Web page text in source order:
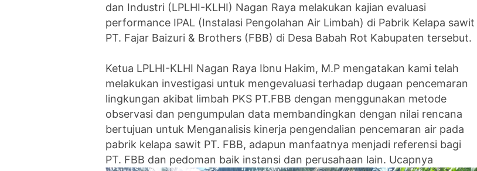
dan Industri (LPLHI-KLHI) Nagan Raya melakukan kajian evaluasi
performance IPAL (Instalasi Pengolahan Air Limbah) di Pabrik Kelapa sawit
PT. Fajar Baizuri & Brothers (FBB) di Desa Babah Rot Kabupaten tersebut.
‎Ketua LPLHI-KLHI Nagan Raya Ibnu Hakim, M.P mengatakan kami telah
melakukan investigasi untuk mengevaluasi terhadap dugaan pencemaran
lingkungan akibat limbah PKS PT.FBB dengan menggunakan metode
observasi dan pengumpulan data membandingkan dengan nilai rencana
bertujuan untuk Menganalisis kinerja pengendalian pencemaran air pada
pabrik kelapa sawit PT. FBB, adapun manfaatnya menjadi referensi bagi
PT. FBB dan pedoman baik instansi dan perusahaan lain. Ucapnya